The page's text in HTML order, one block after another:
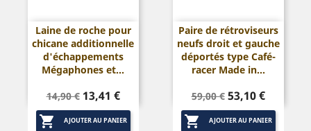
Laine de roche pour
chicane additionnelle
d'échappements
Mégaphones et...
Prix
de
base
14,90 € Prix
13,41 €
 AJOUTER AU PANIER
Paire de rétroviseurs
neufs droit et gauche
déportés type Café-
racer Made in...
Prix
de
base
59,00 € Prix
53,10 €
 AJOUTER AU PANIER